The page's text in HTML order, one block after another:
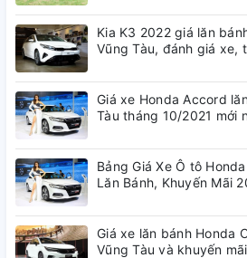
Kia K3 2022 giá lăn
Vũng Tàu, đánh giá xe,
Giá xe Honda Accord
Tàu tháng 10/2021 mới
Bảng Giá Xe Ô tô
Lăn Bánh, Khuyến Mãi
Giá xe lăn bánh Honda
Vũng Tàu và khuyến